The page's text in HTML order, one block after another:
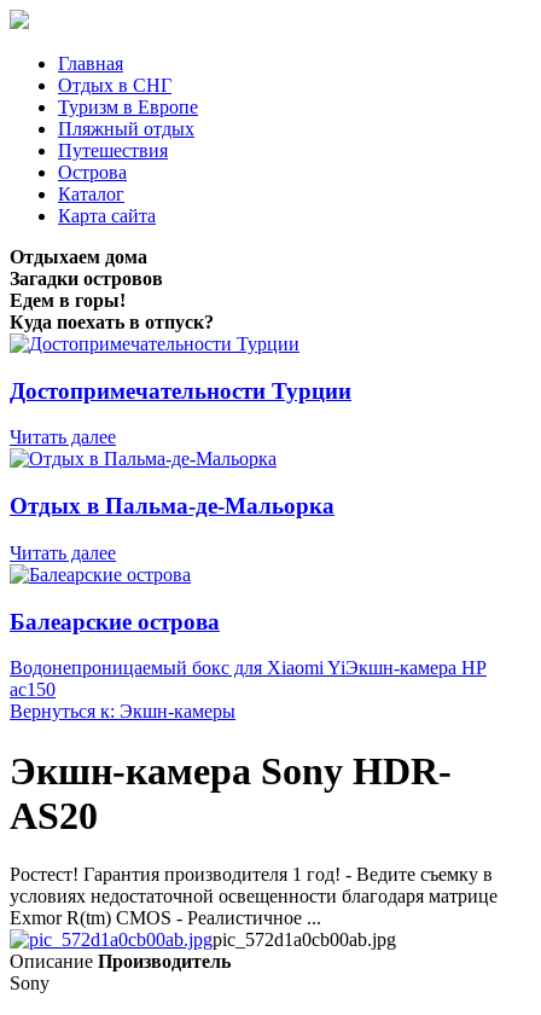
Главная
Отдых в СНГ
Туризм в Европе
Пляжный отдых
Путешествия
Острова
Каталог
Карта сайта
Отдыхаем дома
Загадки островов
Едем в горы!
Куда поехать в отпуск?
Достопримечательности Турции
Читать далее
Отдых в Пальма-де-Мальорка
Читать далее
Балеарские острова
Водонепроницаемый бокс для Xiaomi YiЭкшн-камера HP
ac150
Вернуться к: Экшн-камеры
Экшн-камера Sony HDR-
AS20
Ростест! Гарантия производителя 1 год! - Ведите съемку в
условиях недостаточной освещенности благодаря матрице
Exmor R(tm) CMOS - Реалистичное ...
pic_572d1a0cb00ab.jpg
Описание Производитель
Sony